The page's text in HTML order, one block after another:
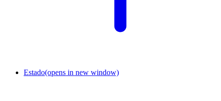
Estado(opens in new window)